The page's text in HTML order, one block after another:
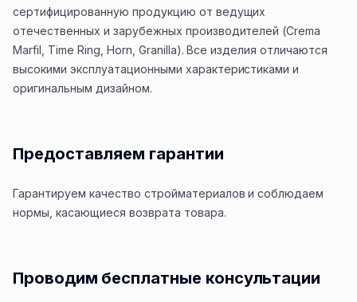
сертифицированную продукцию от ведущих
отечественных и зарубежных производителей (Crema
Marfil, Time Ring, Horn, Granilla). Все изделия отличаются
высокими эксплуатационными характеристиками и
оригинальным дизайном.
Предоставляем гарантии
Гарантируем качество стройматериалов и соблюдаем
нормы, касающиеся возврата товара.
Проводим бесплатные консультации